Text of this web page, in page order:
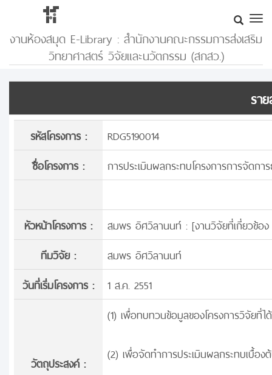
งานห้องสมุด E-Library : สำนักงานคณะกรรมการส่งเสริม
วิทยาศาสตร์ วิจัยและนวัตกรรม (สกสว.)
รา
รหัสโครงการ :
RDG5190014
ชื่อโครงการ :
การประเมินผลกระทบโครงการการจัดก
หัวหน้าโครงการ : สมพร อิศวิลานนท์ : [งานวิจัยที่เกี่ยวข้อ
ทีมวิจัย :
สมพร อิศวิลานนท์
วันที่เริ่มโครงการ :
1 ส.ค. 2551
วัตถุประสงค์ :
(1) เพื่อทบทวนข้อมูลของโครงการวิจัยที่ไ
(2) เพื่อจัดทำการประเมินผลกระทบเบื้อง